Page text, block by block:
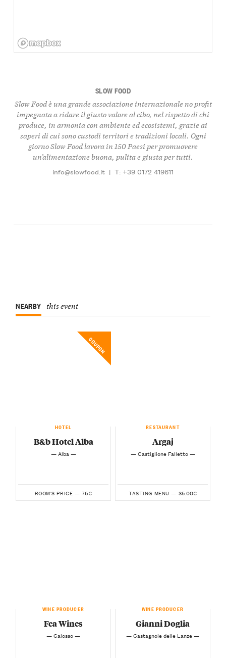
SLOW FOOD
Slow Food è una grande associazione internazionale no profit
impegnata a ridare il giusto valore al cibo, nel rispetto di chi
produce, in armonia con ambiente ed ecosistemi, grazie ai
saperi di cui sono custodi territori e tradizioni locali. Ogni
giorno Slow Food lavora in 150 Paesi per promuovere
un’alimentazione buona, pulita e giusta per tutti.
info@slowfood.it | T: +39 0172 419611
NEARBY this event
COUPON
HOTEL
B&b Hotel Alba
— Alba —
ROOM'S PRICE — 76€
RESTAURANT
Argaj
— Castiglione Falletto —
TASTING MENU — 35.00€
WINE PRODUCER
Fea Wines
— Calosso —
WINE PRODUCER
Gianni Doglia
— Castagnole delle Lanze —